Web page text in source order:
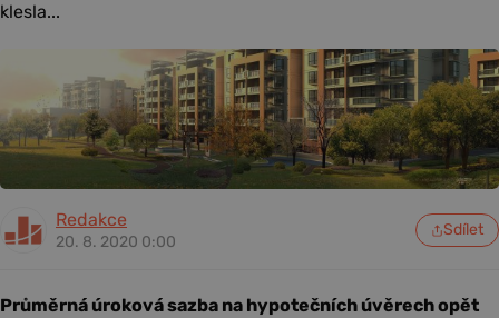
klesla...
Redakce
20. 8. 2020 0:00
Sdílet
Průměrná úroková sazba na hypotečních úvěrech opět